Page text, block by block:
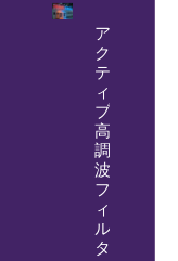
ア
ク
テ
ィ
ブ
高
調
波
フ
ィ
ル
タ